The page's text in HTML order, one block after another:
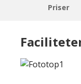
Priser